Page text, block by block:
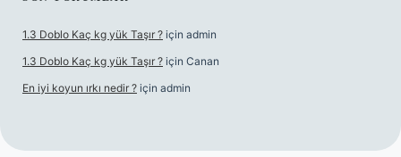
1.3 Doblo Kaç kg yük Taşır ? için admin
1.3 Doblo Kaç kg yük Taşır ? için Canan
En iyi koyun ırkı nedir ? için admin